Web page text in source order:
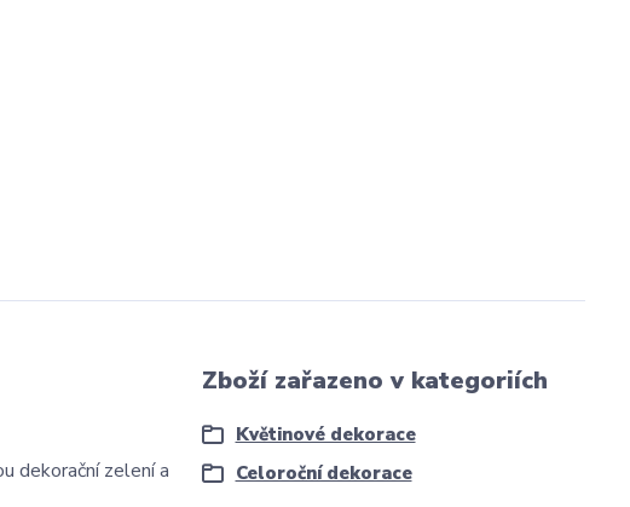
dekorační zelení a
Zboží zařazeno v kategoriích
Květinové dekorace
Celoroční dekorace